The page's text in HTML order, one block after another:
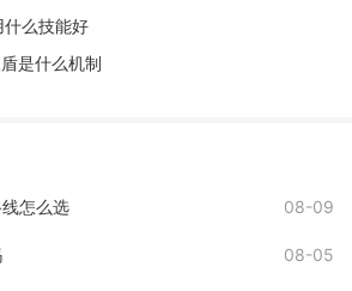
么技能好
是什么机制
怎么选 08-09
08-05